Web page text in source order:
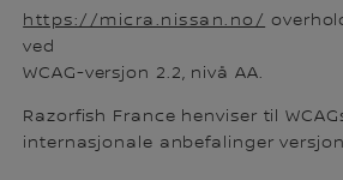
https://micra.nissan.no/
ved
WCAG-versjon 2.2, nivå AA.
Razorfish France henviser til
internasjonale anbefalinger versjon